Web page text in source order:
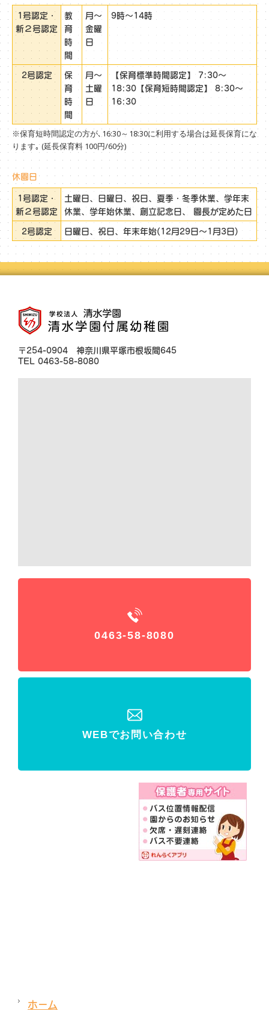
1号認定・
新２号認定
教
育
時
間
月～
金曜
日
9時～14時
2号認定
保
育
時
間
月～
土曜
日
【保育標準時間認定】 7:30～
18:30【保育短時間認定】 8:30～
16:30
※保育短時間認定の方が､16:30～18:30に利用する場合は延長保育にな
ります｡ (延長保育料 100円/60分)
休園日
1号認定・
新２号認定
土曜日、日曜日、祝日、夏季・冬季休業、学年末
休業、学年始休業、創立記念日、 園長が定めた日
2号認定
日曜日、祝日、年末年始(12月29日～1月3日)
〒254-0904 神奈川県平塚市根坂間645
TEL 0463-58-8080
0463-58-8080
WEBでお問い合わせ
ホーム